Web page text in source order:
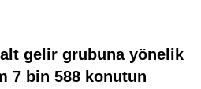
gelir grubuna yönelik
7 bin 588 konutun